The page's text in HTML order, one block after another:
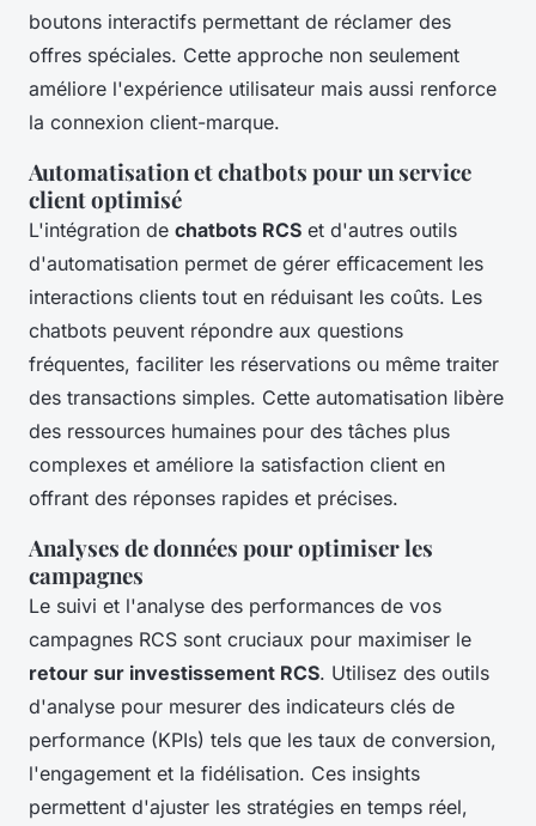
boutons interactifs permettant de réclamer des
offres spéciales. Cette approche non seulement
améliore l'expérience utilisateur mais aussi renforce
la connexion client-marque.
Automatisation et chatbots pour un service
client optimisé
L'intégration de chatbots RCS et d'autres outils
d'automatisation permet de gérer efficacement les
interactions clients tout en réduisant les coûts. Les
chatbots peuvent répondre aux questions
fréquentes, faciliter les réservations ou même traiter
des transactions simples. Cette automatisation libère
des ressources humaines pour des tâches plus
complexes et améliore la satisfaction client en
offrant des réponses rapides et précises.
Analyses de données pour optimiser les
campagnes
Le suivi et l'analyse des performances de vos
campagnes RCS sont cruciaux pour maximiser le
retour sur investissement RCS. Utilisez des outils
d'analyse pour mesurer des indicateurs clés de
performance (KPIs) tels que les taux de conversion,
l'engagement et la fidélisation. Ces insights
permettent d'ajuster les stratégies en temps réel,